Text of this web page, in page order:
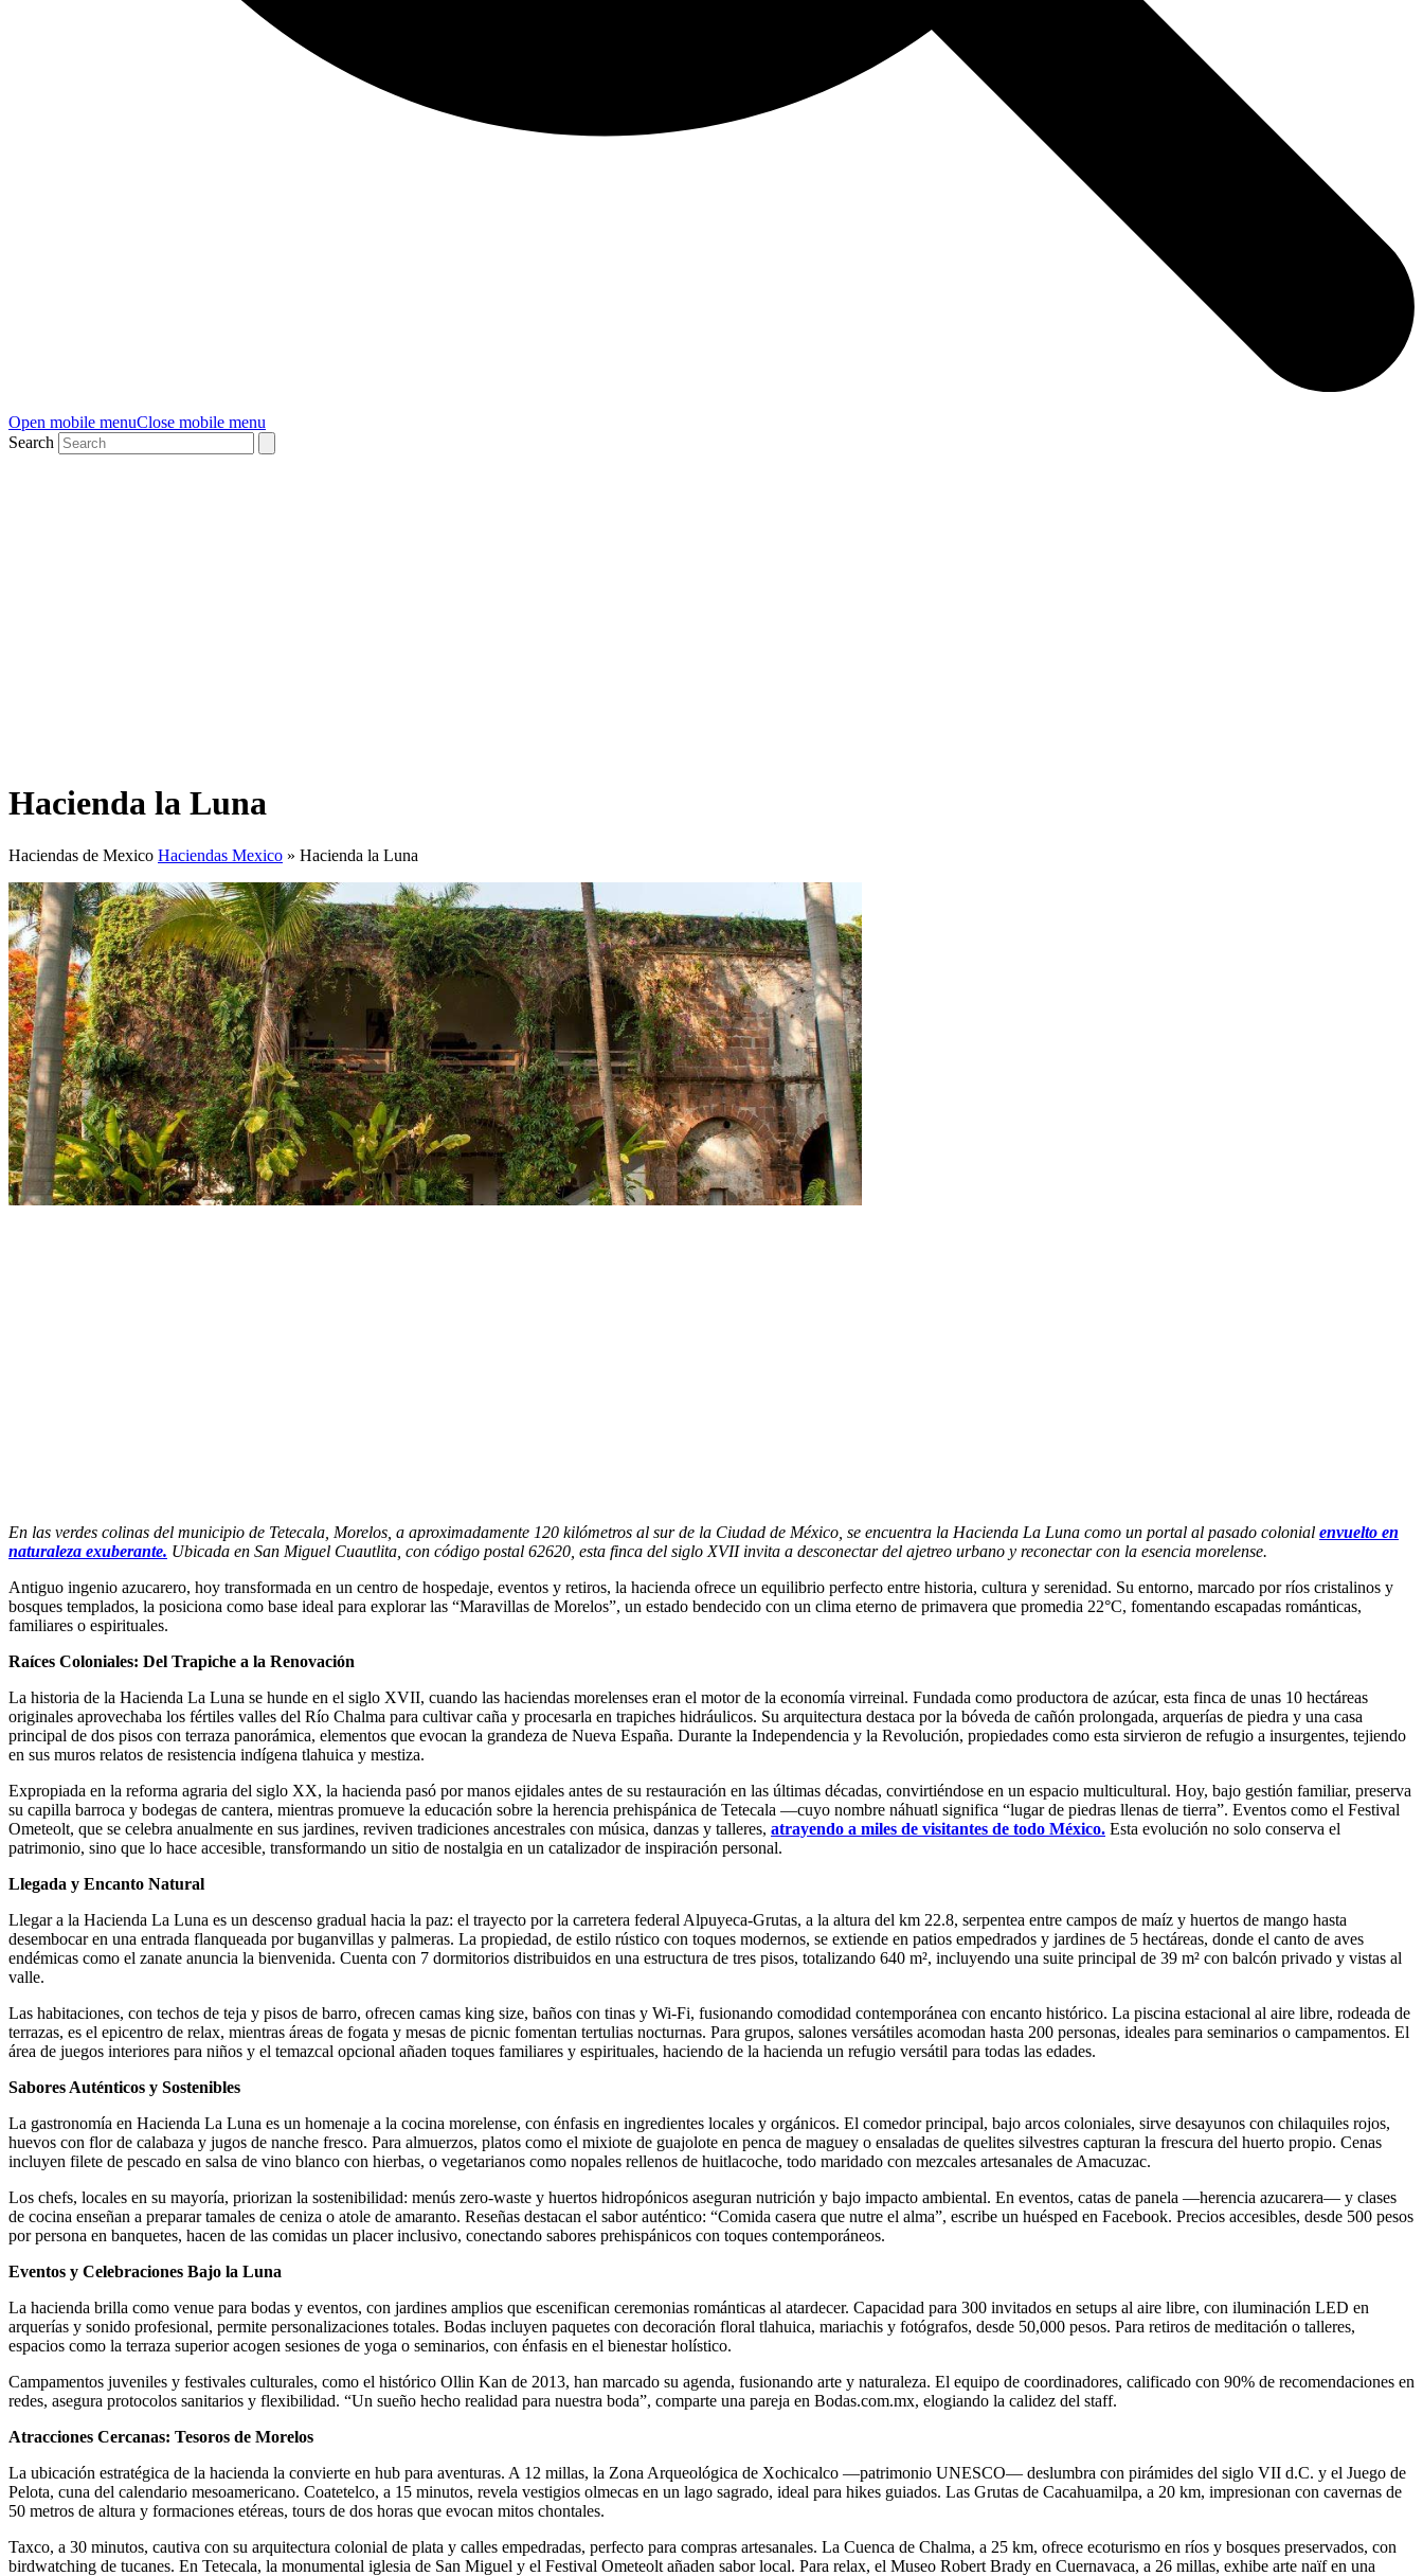
Open mobile menuClose mobile menu
Search
Hacienda la Luna
Haciendas de Mexico Haciendas Mexico » Hacienda la Luna
En las verdes colinas del municipio de Tetecala, Morelos, a aproximadamente 120 kilómetros al sur de la Ciudad de México, se encuentra la Hacienda La Luna como un portal al pasado colonial envuelto en
naturaleza exuberante. Ubicada en San Miguel Cuautlita, con código postal 62620, esta finca del siglo XVII invita a desconectar del ajetreo urbano y reconectar con la esencia morelense.
Antiguo ingenio azucarero, hoy transformada en un centro de hospedaje, eventos y retiros, la hacienda ofrece un equilibrio perfecto entre historia, cultura y serenidad. Su entorno, marcado por ríos cristalinos y
bosques templados, la posiciona como base ideal para explorar las “Maravillas de Morelos”, un estado bendecido con un clima eterno de primavera que promedia 22°C, fomentando escapadas románticas,
familiares o espirituales.
Raíces Coloniales: Del Trapiche a la Renovación
La historia de la Hacienda La Luna se hunde en el siglo XVII, cuando las haciendas morelenses eran el motor de la economía virreinal. Fundada como productora de azúcar, esta finca de unas 10 hectáreas
originales aprovechaba los fértiles valles del Río Chalma para cultivar caña y procesarla en trapiches hidráulicos. Su arquitectura destaca por la bóveda de cañón prolongada, arquerías de piedra y una casa
principal de dos pisos con terraza panorámica, elementos que evocan la grandeza de Nueva España. Durante la Independencia y la Revolución, propiedades como esta sirvieron de refugio a insurgentes, tejiendo
en sus muros relatos de resistencia indígena tlahuica y mestiza.
Expropiada en la reforma agraria del siglo XX, la hacienda pasó por manos ejidales antes de su restauración en las últimas décadas, convirtiéndose en un espacio multicultural. Hoy, bajo gestión familiar, preserva
su capilla barroca y bodegas de cantera, mientras promueve la educación sobre la herencia prehispánica de Tetecala —cuyo nombre náhuatl significa “lugar de piedras llenas de tierra”. Eventos como el Festival
Ometeolt, que se celebra anualmente en sus jardines, reviven tradiciones ancestrales con música, danzas y talleres, atrayendo a miles de visitantes de todo México. Esta evolución no solo conserva el
patrimonio, sino que lo hace accesible, transformando un sitio de nostalgia en un catalizador de inspiración personal.
Llegada y Encanto Natural
Llegar a la Hacienda La Luna es un descenso gradual hacia la paz: el trayecto por la carretera federal Alpuyeca-Grutas, a la altura del km 22.8, serpentea entre campos de maíz y huertos de mango hasta
desembocar en una entrada flanqueada por buganvillas y palmeras. La propiedad, de estilo rústico con toques modernos, se extiende en patios empedrados y jardines de 5 hectáreas, donde el canto de aves
endémicas como el zanate anuncia la bienvenida. Cuenta con 7 dormitorios distribuidos en una estructura de tres pisos, totalizando 640 m², incluyendo una suite principal de 39 m² con balcón privado y vistas al
valle.
Las habitaciones, con techos de teja y pisos de barro, ofrecen camas king size, baños con tinas y Wi-Fi, fusionando comodidad contemporánea con encanto histórico. La piscina estacional al aire libre, rodeada de
terrazas, es el epicentro de relax, mientras áreas de fogata y mesas de picnic fomentan tertulias nocturnas. Para grupos, salones versátiles acomodan hasta 200 personas, ideales para seminarios o campamentos. El
área de juegos interiores para niños y el temazcal opcional añaden toques familiares y espirituales, haciendo de la hacienda un refugio versátil para todas las edades.
Sabores Auténticos y Sostenibles
La gastronomía en Hacienda La Luna es un homenaje a la cocina morelense, con énfasis en ingredientes locales y orgánicos. El comedor principal, bajo arcos coloniales, sirve desayunos con chilaquiles rojos,
huevos con flor de calabaza y jugos de nanche fresco. Para almuerzos, platos como el mixiote de guajolote en penca de maguey o ensaladas de quelites silvestres capturan la frescura del huerto propio. Cenas
incluyen filete de pescado en salsa de vino blanco con hierbas, o vegetarianos como nopales rellenos de huitlacoche, todo maridado con mezcales artesanales de Amacuzac.
Los chefs, locales en su mayoría, priorizan la sostenibilidad: menús zero-waste y huertos hidropónicos aseguran nutrición y bajo impacto ambiental. En eventos, catas de panela —herencia azucarera— y clases
de cocina enseñan a preparar tamales de ceniza o atole de amaranto. Reseñas destacan el sabor auténtico: “Comida casera que nutre el alma”, escribe un huésped en Facebook. Precios accesibles, desde 500 pesos
por persona en banquetes, hacen de las comidas un placer inclusivo, conectando sabores prehispánicos con toques contemporáneos.
Eventos y Celebraciones Bajo la Luna
La hacienda brilla como venue para bodas y eventos, con jardines amplios que escenifican ceremonias románticas al atardecer. Capacidad para 300 invitados en setups al aire libre, con iluminación LED en
arquerías y sonido profesional, permite personalizaciones totales. Bodas incluyen paquetes con decoración floral tlahuica, mariachis y fotógrafos, desde 50,000 pesos. Para retiros de meditación o talleres,
espacios como la terraza superior acogen sesiones de yoga o seminarios, con énfasis en el bienestar holístico.
Campamentos juveniles y festivales culturales, como el histórico Ollin Kan de 2013, han marcado su agenda, fusionando arte y naturaleza. El equipo de coordinadores, calificado con 90% de recomendaciones en
redes, asegura protocolos sanitarios y flexibilidad. “Un sueño hecho realidad para nuestra boda”, comparte una pareja en Bodas.com.mx, elogiando la calidez del staff.
Atracciones Cercanas: Tesoros de Morelos
La ubicación estratégica de la hacienda la convierte en hub para aventuras. A 12 millas, la Zona Arqueológica de Xochicalco —patrimonio UNESCO— deslumbra con pirámides del siglo VII d.C. y el Juego de
Pelota, cuna del calendario mesoamericano. Coatetelco, a 15 minutos, revela vestigios olmecas en un lago sagrado, ideal para hikes guiados. Las Grutas de Cacahuamilpa, a 20 km, impresionan con cavernas de
50 metros de altura y formaciones etéreas, tours de dos horas que evocan mitos chontales.
Taxco, a 30 minutos, cautiva con su arquitectura colonial de plata y calles empedradas, perfecto para compras artesanales. La Cuenca de Chalma, a 25 km, ofrece ecoturismo en ríos y bosques preservados, con
birdwatching de tucanes. En Tetecala, la monumental iglesia de San Miguel y el Festival Ometeolt añaden sabor local. Para relax, el Museo Robert Brady en Cuernavaca, a 26 millas, exhibe arte naïf en una